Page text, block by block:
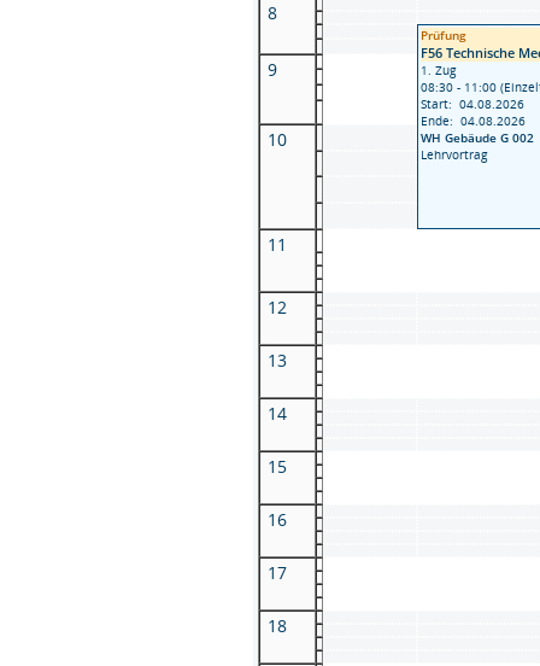
8
Prüfung
F56 Technische
1. Zug
08:30 - 11:00
Start: 04.08.2026
Ende: 04.08.2026
WH Gebäude G 002
Lehrvortrag
9
10
11
12
13
14
15
16
17
18